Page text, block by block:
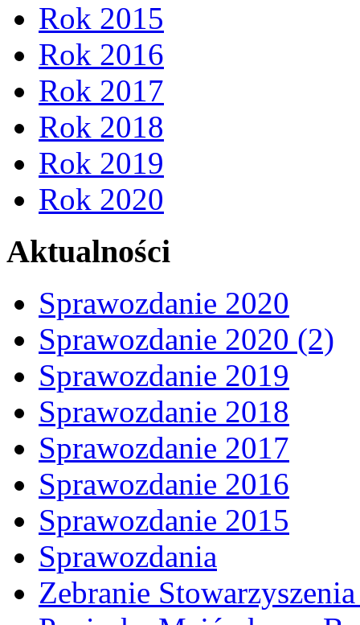
Rok 2015
Rok 2016
Rok 2017
Rok 2018
Rok 2019
Rok 2020
Aktualności
Sprawozdanie 2020
Sprawozdanie 2020 (2)
Sprawozdanie 2019
Sprawozdanie 2018
Sprawozdanie 2017
Sprawozdanie 2016
Sprawozdanie 2015
Sprawozdania
Zebranie